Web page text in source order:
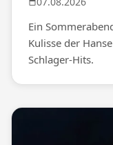
Ein
Kulisse der
Schlager-Hits.